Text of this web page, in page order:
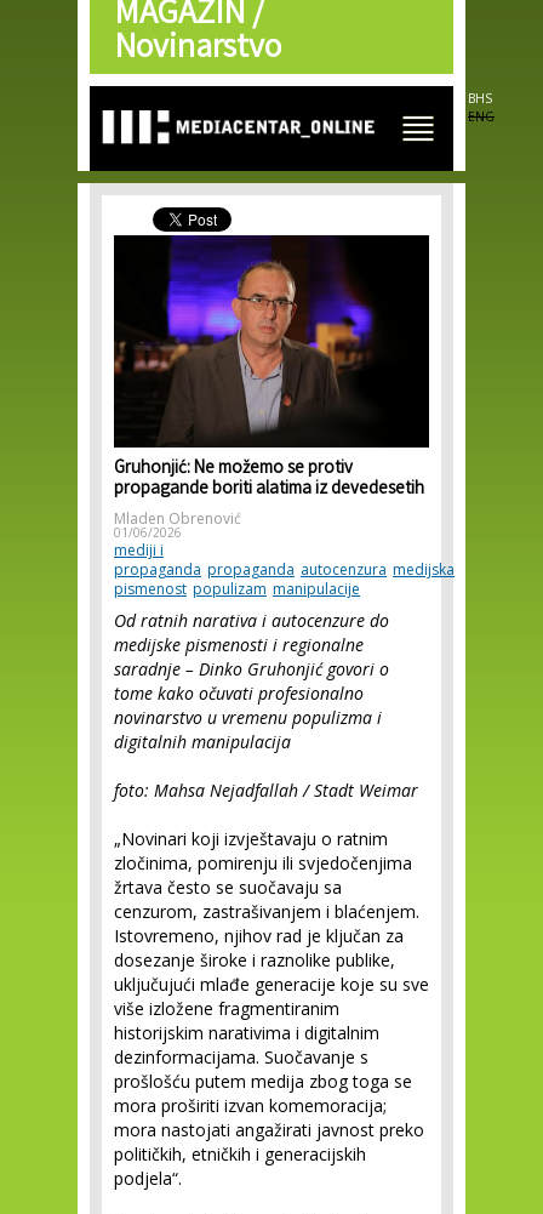
Skip to
main
content
MAGAZIN /
Novinarstvo
BHS
ENG
Gruhonjić: Ne možemo se protiv
propagande boriti alatima iz devedesetih
Mladen Obrenović
01/06/2026
mediji i
propaganda propaganda autocenzura medijska
pismenost populizam manipulacije
Od ratnih narativa i autocenzure do
medijske pismenosti i regionalne
saradnje – Dinko Gruhonjić govori o
tome kako očuvati profesionalno
novinarstvo u vremenu populizma i
digitalnih manipulacija
foto: Mahsa Nejadfallah / Stadt Weimar
„Novinari koji izvještavaju o ratnim
zločinima, pomirenju ili svjedočenjima
žrtava često se suočavaju sa
cenzurom, zastrašivanjem i blaćenjem.
Istovremeno, njihov rad je ključan za
dosezanje široke i raznolike publike,
uključujući mlađe generacije koje su sve
više izložene fragmentiranim
historijskim narativima i digitalnim
dezinformacijama. Suočavanje s
prošlošću putem medija zbog toga se
mora proširiti izvan komemoracija;
mora nastojati angažirati javnost preko
političkih, etničkih i generacijskih
podjela“.